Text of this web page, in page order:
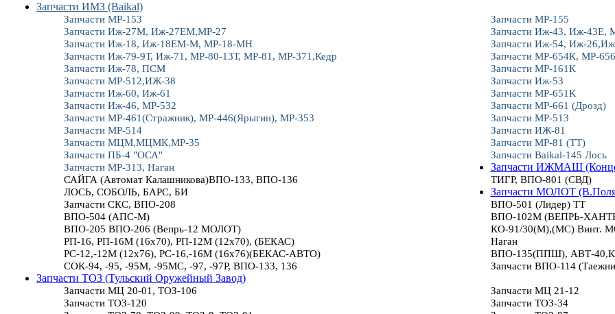
Запчасти ИМЗ (Baikal)
Запчасти МР-153
Запчасти МР-155
Запчасти Иж-27М, Иж-27ЕМ,МР-27
Запчасти Иж-43, Иж-43Е,
Запчасти Иж-18, Иж-18ЕМ-М, МР-18-МН
Запчасти Иж-54, Иж-
Запчасти Иж-79-9Т, Иж-71, МР-80-13Т, МР-81, МР-371,Кедр
Запчасти МР-654К, МР-
Запчасти Иж-78, ПСМ
Запчасти МР-161К
Запчасти МР-512,ИЖ-38
Запчасти Иж-53
Запчасти Иж-60, Иж-61
Запчасти МР-651К
Запчасти Иж-46, МР-532
Запчасти МР-661 (Дрозд)
Запчасти МР-461(Стражник), МР-446(Ярыгин), МР-353
Запчасти МР-513
Запчасти МР-514
Запчасти ИЖ-81
Запчасти МЦМ,МЦМК,МР-35
Запчасти МР-81 (ТТ)
Запчасти ПБ-4 "ОСА"
Запчасти Baikal-145 Лось
Запчасти МР-313, Наган
Запчасти ИЖМАШ
САЙГА (Автомат Калашникова)ВПО-133, ВПО-136
ТИГР, ВПО-801 (СВД)
ЛОСЬ, СОБОЛЬ, БАРС, БИ
Запчасти МОЛОТ
Запчасти СКС, ВПО-208
ВПО-501 (Лидер) ТТ
ВПО-504 (АПС-М)
ВПО-102М (ВЕПРЬ-
ВПО-205 ВПО-206 (Вепрь-12 МОЛОТ)
КО-91/30(М),(МС) Винт.
РП-16, РП-16М (16х70), РП-12М (12х70), (БЕКАС)
Наган
РС-12,-12М (12х76), РС-16,-16М (16х76)(БЕКАС-АВТО)
ВПО-135(ППШ), АВТ-
СОК-94, -95, -95М, -95МС, -97, -97Р, ВПО-133, 136
Запчасти ВПО-114
Запчасти ТОЗ (Тульский Оружейный Завод)
Запчасти МЦ 20-01, ТОЗ-106
Запчасти МЦ 21-12
Запчасти ТОЗ-120
Запчасти ТОЗ-34